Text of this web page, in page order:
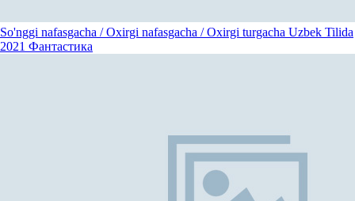
So'nggi nafasgacha / Oxirgi nafasgacha / Oxirgi turgacha Uzbek Tilida
2021 Фантастика